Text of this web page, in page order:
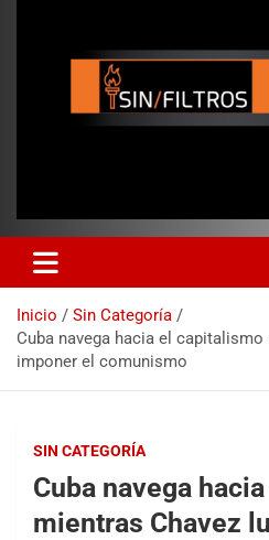
Inicio
Sin Categoría
Cuba navega hacia el
imponer el comunismo
SIN CATEGORÍA
Cuba navega
mientras Chavez